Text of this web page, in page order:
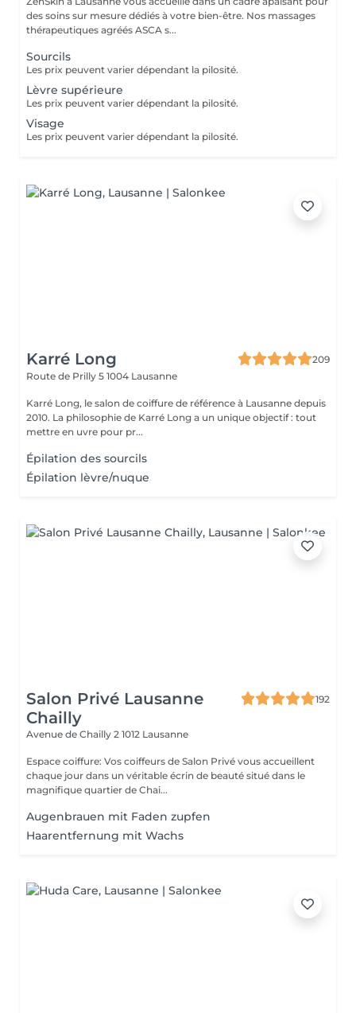
des soins sur mesure dédiés à votre bien-être. Nos massages
thérapeutiques agréés ASCA s...
Sourcils
Les prix peuvent varier dépendant la pilosité.
Lèvre supérieure
Les prix peuvent varier dépendant la pilosité.
Visage
Les prix peuvent varier dépendant la pilosité.
Karré Long
209
Route de Prilly 5 1004 Lausanne
Karré Long, le salon de coiffure de référence à Lausanne depuis
2010. La philosophie de Karré Long a un unique objectif : tout
mettre en uvre pour pr...
Épilation des sourcils
Épilation lèvre/nuque
Salon Privé Lausanne
Chailly
192
Avenue de Chailly 2 1012 Lausanne
Espace coiffure: Vos coiffeurs de Salon Privé vous accueillent
chaque jour dans un véritable écrin de beauté situé dans le
magnifique quartier de Chai...
Augenbrauen mit Faden zupfen
Haarentfernung mit Wachs